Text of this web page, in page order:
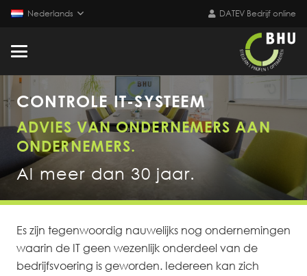
Nederlands DATEV Bedrijf online
CONTROLE IT-SYSTEEM
ADVIES VAN ONDERNEMERS AAN
ONDERNEMERS.
Al meer dan 30 jaar.
Es zijn tegenwoordig nauwelijks nog ondernemingen
waarin de IT geen wezenlijk onderdeel van de
bedrijfsvoering is geworden. Iedereen kan zich